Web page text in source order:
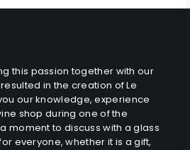
this passion together with our
in the creation of Le
our knowledge, experience
shop during one of the
moment to discuss with a glass
everyone, whether it is a gift,